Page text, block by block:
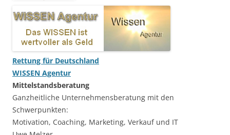
Rettung für Deutschland
WISSEN Agentur
Mittelstandsberatung
Ganzheitliche Unternehmensberatung mit den
Schwerpunkten:
Motivation, Coaching, Marketing, Verkauf und IT